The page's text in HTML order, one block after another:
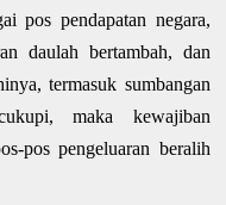
pos pendapatan negara,
daulah bertambah, dan
termasuk sumbangan
maka kewajiban
pos pengeluaran beralih